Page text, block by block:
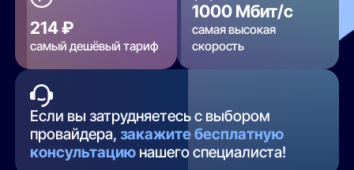
214 ₽
самый дешёвый тариф
1000 Мбит/с
самая высокая
скорость
Если вы затрудняетесь с выбором
провайдера,закажите бесплатную
консультацию нашего специалиста!